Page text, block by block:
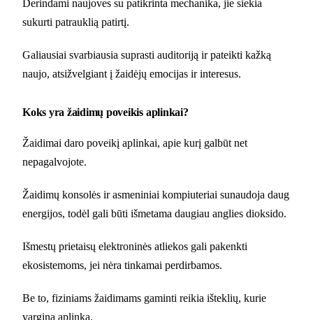
Derindami naujoves su patikrinta mechanika, jie siekia
sukurti patrauklią patirtį.
Galiausiai svarbiausia suprasti auditoriją ir pateikti kažką
naujo, atsižvelgiant į žaidėjų emocijas ir interesus.
Koks yra žaidimų poveikis aplinkai?
Žaidimai daro poveikį aplinkai, apie kurį galbūt net
nepagalvojote.
Žaidimų konsolės ir asmeniniai kompiuteriai sunaudoja daug
energijos, todėl gali būti išmetama daugiau anglies dioksido.
Išmestų prietaisų elektroninės atliekos gali pakenkti
ekosistemoms, jei nėra tinkamai perdirbamos.
Be to, fiziniams žaidimams gaminti reikia išteklių, kurie
vargina aplinką.